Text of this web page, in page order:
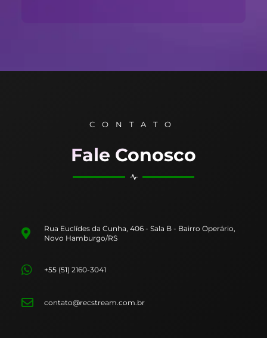
CONTATO
Fale Conosco
Rua Euclídes da Cunha, 406 - Sala B - Bairro Operário,
Novo Hamburgo/RS
+55 (51) 2160-3041
contato@recstream.com.br